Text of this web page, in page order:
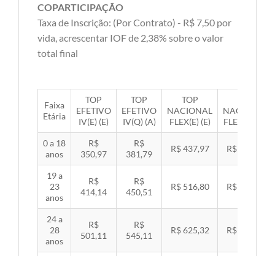
COPARTICIPAÇÃO
Taxa de Inscrição: (Por Contrato) - R$ 7,50 por
vida, acrescentar IOF de 2,38% sobre o valor
total final
Faixa
Etária
TOP
EFETIVO
IV(E) (E)
TOP
EFETIVO
IV(Q) (A)
TOP
NACIONAL
FLEX(E) (E)
NACIONAL
FLEX(Q) (A)
0 a 18
anos
R$
350,97
R$
381,79
R$ 437,97 R$ 451,33
19 a
23
anos
R$
414,14
R$
450,51
R$ 516,80 R$ 532,57
24 a
28
anos
R$
501,11
R$
545,11
R$ 625,32 R$ 644,40